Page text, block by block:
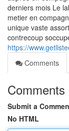
derniers mois Le
metier en
unique vaste
contrecoup
https://
Comments
Comments
Submit a
No HTML